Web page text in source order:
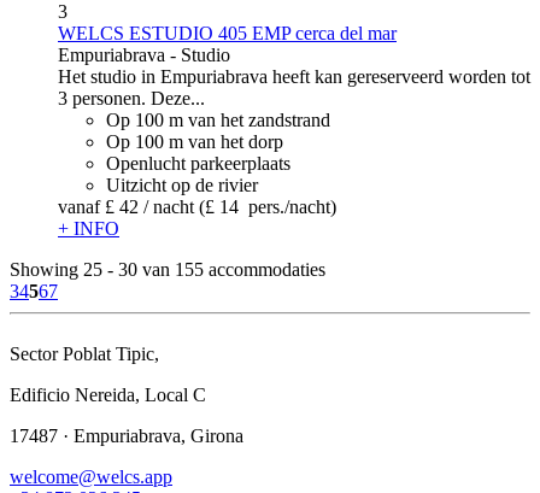
3
WELCS ESTUDIO 405 EMP cerca del mar
Empuriabrava - Studio
Het studio in Empuriabrava heeft kan gereserveerd worden tot
3 personen. Deze...
Op 100 m van het zandstrand
Op 100 m van het dorp
Openlucht parkeerplaats
Uitzicht op de rivier
vanaf £ 42 / nacht (£ 14 pers./nacht)
+ INFO
Showing 25 - 30 van 155 accommodaties
34567
Sector Poblat Tipic,
Edificio Nereida, Local C
17487 · Empuriabrava, Girona
welcome@welcs.app